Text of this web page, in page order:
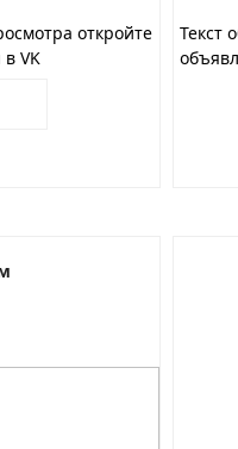
откройте
VK
Текст